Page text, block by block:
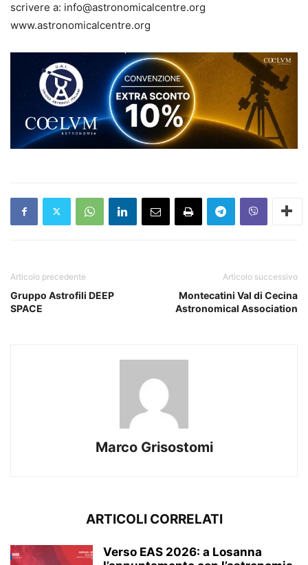
scrivere a: info@astronomicalcentre.org
www.astronomicalcentre.org
Articolo precedente
Gruppo Astrofili DEEP
SPACE
Articolo successivo
Montecatini Val di Cecina
Astronomical Association
Marco Grisostomi
ARTICOLI CORRELATI
Verso EAS 2026: a Losanna